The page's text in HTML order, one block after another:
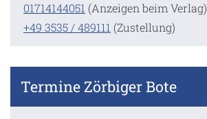
01714144051 (Anzeigen beim Verlag)
+49 3535 / 489111 (Zustellung)
Termine Zörbiger Bote